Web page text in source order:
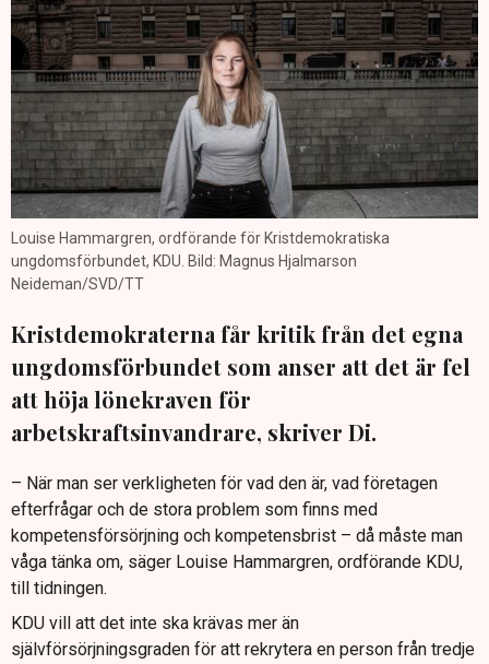
Louise Hammargren, ordförande för Kristdemokratiska
ungdomsförbundet, KDU. Bild: Magnus Hjalmarson
Neideman/SVD/TT
Kristdemokraterna får kritik från det egna
ungdomsförbundet som anser att det är fel
att höja lönekraven för
arbetskraftsinvandrare, skriver Di.
– När man ser verkligheten för vad den är, vad företagen
efterfrågar och de stora problem som finns med
kompetensförsörjning och kompetensbrist – då måste man
våga tänka om, säger Louise Hammargren, ordförande KDU,
till tidningen.
KDU vill att det inte ska krävas mer än
självförsörjningsgraden för att rekrytera en person från tredje